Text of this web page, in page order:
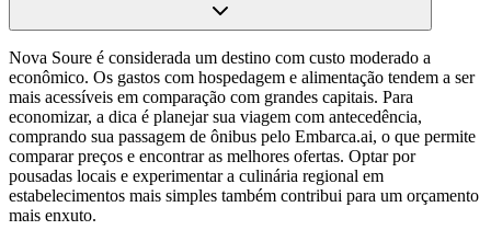
Nova Soure é considerada um destino com custo moderado a
econômico. Os gastos com hospedagem e alimentação tendem a ser
mais acessíveis em comparação com grandes capitais. Para
economizar, a dica é planejar sua viagem com antecedência,
comprando sua passagem de ônibus pelo Embarca.ai, o que permite
comparar preços e encontrar as melhores ofertas. Optar por
pousadas locais e experimentar a culinária regional em
estabelecimentos mais simples também contribui para um orçamento
mais enxuto.